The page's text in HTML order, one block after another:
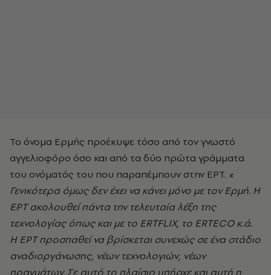
Το όνομα Ερμής προέκυψε τόσο από τον γνωστό
αγγελιοφόρο όσο και από τα δύο πρώτα γράμματα
του ονόματός του που παραπέμπουν στην ΕΡΤ. «
Γενικότερα όμως δεν έχει να κάνει μόνο με τον Ερμή. Η
ΕΡΤ ακολουθεί πάντα την τελευταία λέξη της
τεχνολογίας όπως και με το ERTFLIX, το ERTECO κ.ά.
Η ΕΡΤ προσπαθεί να βρίσκεται συνεχώς σε ένα στάδιο
αναδιοργάνωσης, νέων τεχνολογιών, νέων
πραγμάτων. Σε αυτό το πλαίσιο υπήρχε και αυτή η